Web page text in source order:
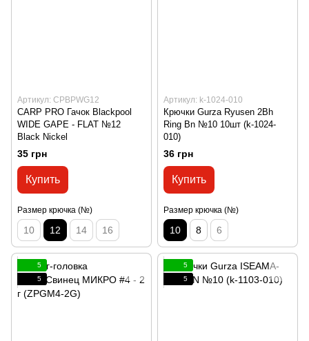
Артикул: CPBPWG12
CARP PRO Гачок Blackpool
WIDE GAPE - FLAT №12
Black Nickel
35 грн
Купить
Размер крючка (№)
10 12 14 16
Артикул: k-1024-010
Крючки Gurza Ryusen 2Bh
Ring Bn №10 10шт (k-1024-
010)
36 грн
Купить
Размер крючка (№)
10 8 6
5
5
5
5